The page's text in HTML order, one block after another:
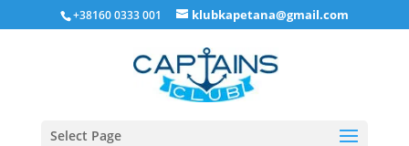
+38160 0333 001 klubkapetana@gmail.com
Select Page